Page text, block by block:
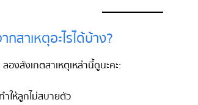
สาเหตุอะไรได้บ้าง?
งสังเกตสาเหตุเหล่านี้ดูนะคะ:
ำให้ลูกไม่สบายตัว